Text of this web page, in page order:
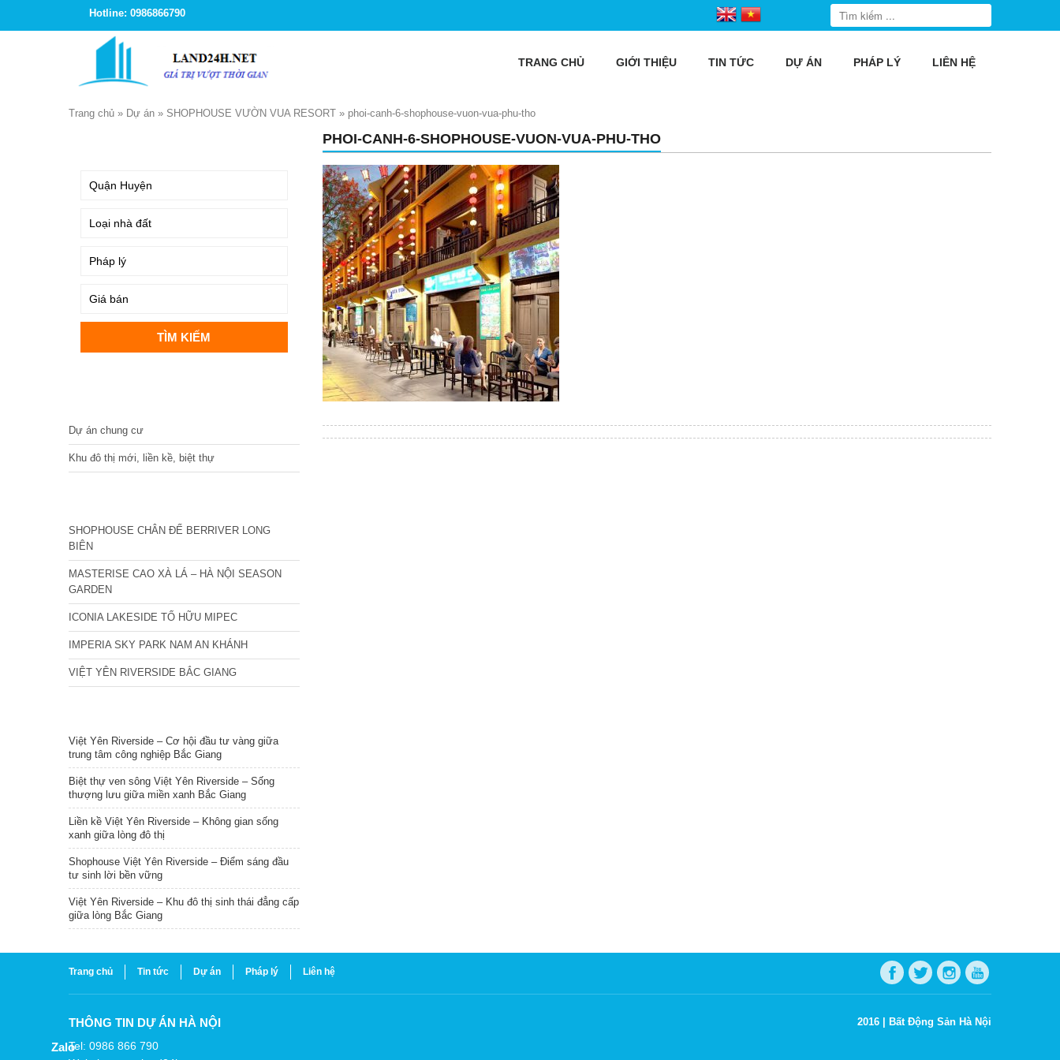
Hotline: 0986866790
TRANG CHỦ GIỚI THIỆU TIN TỨC DỰ ÁN PHÁP LÝ LIÊN HỆ
Trang chủ » Dự án » SHOPHOUSE VƯỜN VUA RESORT » phoi-canh-6-shophouse-vuon-vua-phu-tho
PHOI-CANH-6-SHOPHOUSE-VUON-VUA-PHU-THO
Dự án chung cư
Khu đô thị mới, liền kề, biệt thự
SHOPHOUSE CHÂN ĐẾ BERRIVER LONG
BIÊN
MASTERISE CAO XÀ LÁ – HÀ NỘI SEASON
GARDEN
ICONIA LAKESIDE TỐ HỮU MIPEC
IMPERIA SKY PARK NAM AN KHÁNH
VIỆT YÊN RIVERSIDE BẮC GIANG
Việt Yên Riverside – Cơ hội đầu tư vàng giữa
trung tâm công nghiệp Bắc Giang
Biệt thự ven sông Việt Yên Riverside – Sống
thượng lưu giữa miền xanh Bắc Giang
Liền kề Việt Yên Riverside – Không gian sống
xanh giữa lòng đô thị
Shophouse Việt Yên Riverside – Điểm sáng đầu
tư sinh lời bền vững
Việt Yên Riverside – Khu đô thị sinh thái đẳng cấp
giữa lòng Bắc Giang
Trang chủ Tin tức Dự án Pháp lý Liên hệ
THÔNG TIN DỰ ÁN HÀ NỘI
Tel: 0986 866 790
2016 | Bất Động Sản Hà Nội
Zalo